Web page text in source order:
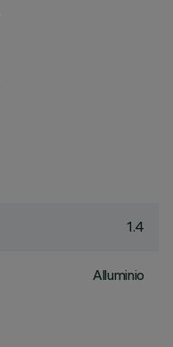
1.4
Alluminio